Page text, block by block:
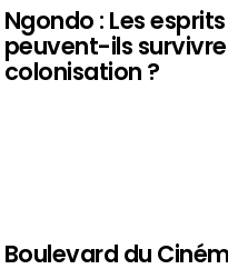
Ngondo : Les
peuvent-ils
colonisation ?
Boulevard du